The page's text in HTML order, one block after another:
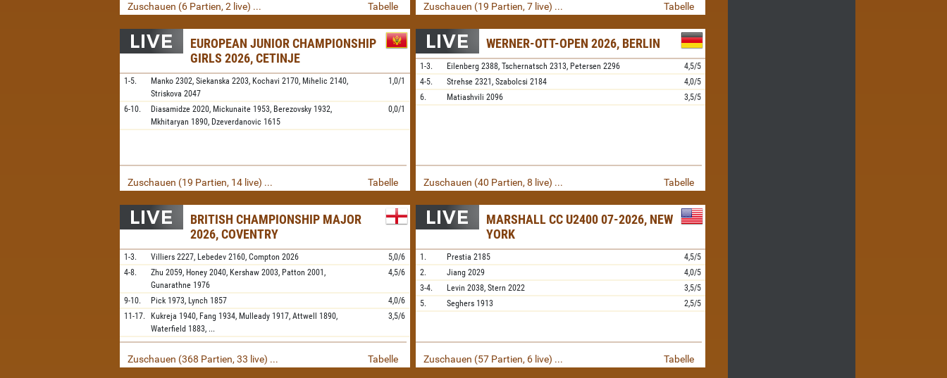
Zuschauen (6 Partien, 2 live) ... Tabelle Zuschauen (19 Partien, 7 live) ... Tabelle
EUROPEAN JUNIOR CHAMPIONSHIP
GIRLS 2026, CETINJE
1-5. Manko 2302,Siekanska 2203, Kochavi 2170, Mihelic 2140,
Striskova 2047
1,0/1
6-10. Diasamidze 2020, Mickunaite 1953, Berezovsky 1932,
Mkhitaryan 1890, Dzeverdanovic 1615
0,0/1
Zuschauen (19 Partien, 14 live) ... Tabelle
WERNER-OTT-OPEN 2026, BERLIN
1-3. Eilenberg 2388, Tschernatsch 2313, Petersen 2296
4,5/5
4-5.
Strehse 2321, Szabolcsi 2184
4,0/5
6.
Matiashvili 2096 3,5/5
Zuschauen (40 Partien, 8 live) ... Tabelle
BRITISH CHAMPIONSHIP MAJOR
2026, COVENTRY
1-3. Villiers 2227, Lebedev 2160,Compton 2026
5,0/6
4-8.
Zhu 2059, Honey 2040, Kershaw 2003, Patton 2001,
Gunarathne 1976
4,5/6
9-10. Pick 1973, Lynch 1857
4,0/6
11-17.
Kukreja 1940, Fang 1934, Mulleady 1917,Attwell
1890,
Waterfield 1883, ...
3,5/6
Zuschauen (368 Partien, 33 live) ... Tabelle
MARSHALL CC U2400 07-2026, NEW
YORK
1. Prestia 2185
4,5/5
2.
Jiang 2029
4,0/5
3-4.
Levin 2038, Stern 2022
3,5/5
5.
Seghers 1913 2,5/5
Zuschauen (57 Partien, 6 live) ... Tabelle